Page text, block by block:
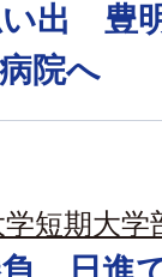
い出 豊
院へ
短期大学